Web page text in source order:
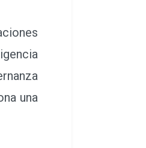
una